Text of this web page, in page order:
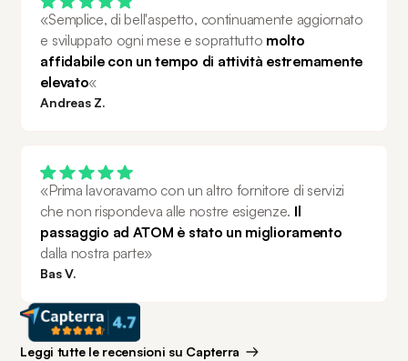
Leggi tutte le recensioni su Capterra
«Semplice, di bell'aspetto, continuamente aggiornato
e sviluppato ogni mese e soprattutto molto
affidabile con un tempo di attività estremamente
elevato«
Andreas Z.
«Prima lavoravamo con un altro fornitore di servizi
che non rispondeva alle nostre esigenze. Il
dalla nostra parte»
Bas V.